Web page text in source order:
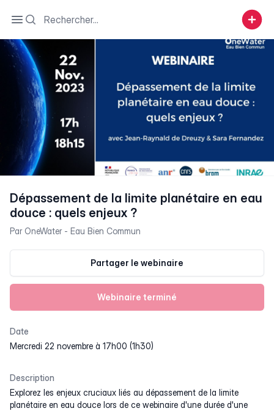
Open sidebar
Search
Dépassement de la limite planétaire en eau
douce : quels enjeux ?
Par OneWater - Eau Bien Commun
Partager le webinaire
Webinaire terminé
Date
mercredi 22 novembre à 17h00 (1h30)
Description
Explorez les enjeux cruciaux liés au dépassement de la limite
planétaire en eau douce lors de ce webinaire d'une durée d'une